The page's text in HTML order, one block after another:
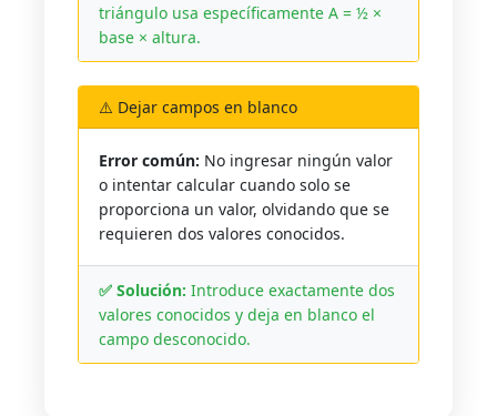
triángulo usa específicamente A = ½ ×
base × altura.
⚠️ Dejar campos en blanco
Error común: No ingresar ningún valor
o intentar calcular cuando solo se
proporciona un valor, olvidando que se
requieren dos valores conocidos.
✅ Solución: Introduce exactamente dos
valores conocidos y deja en blanco el
campo desconocido.